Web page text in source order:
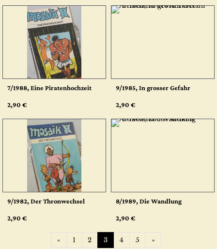
7/1988, Eine Piratenhochzeit
2,90 €
9/1985, In grosser Gefahr
2,90 €
9/1982, Der Thronwechsel
2,90 €
8/1989, Die Wandlung
2,90 €
« Zurück
1 2 3 4 5 »